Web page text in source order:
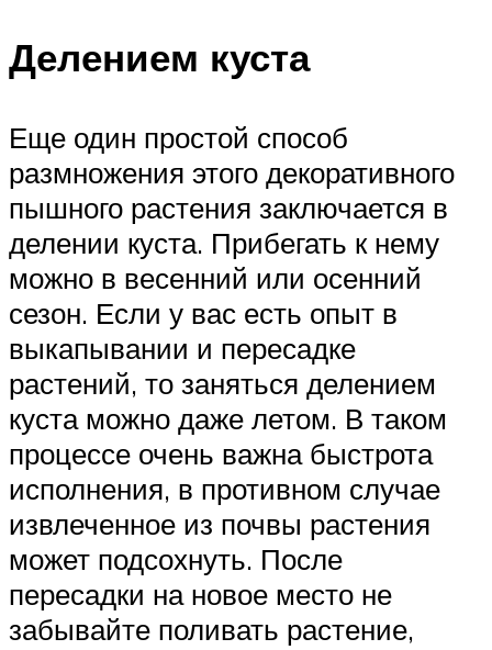
Делением куста
Еще один простой способ
размножения этого декоративного
пышного растения заключается в
делении куста. Прибегать к нему
можно в весенний или осенний
сезон. Если у вас есть опыт в
выкапывании и пересадке
растений, то заняться делением
куста можно даже летом. В таком
процессе очень важна быстрота
исполнения, в противном случае
извлеченное из почвы растения
может подсохнуть. После
пересадки на новое место не
забывайте поливать растение,